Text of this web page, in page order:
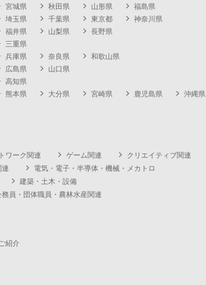
宮城県 秋田県 山形県
福島県
埼玉県 千葉県 東京都
神奈川県
福井県 山梨県
長野県
三重県
兵庫県 奈良県
和歌山県
広島県
山口県
高知県
熊本県 大分県 宮崎県 鹿児島県
沖縄県
ワーク関連 ゲーム関連
クリエイティブ関連
電気・電子・半導体・機械・メカトロ
建築・土木・設備
員・団体職員・農林水産関連
紹介